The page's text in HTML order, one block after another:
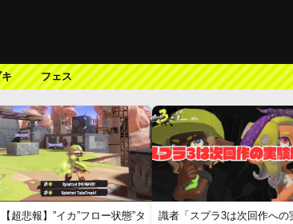
フェス
【超悲報】”イカ”フロー状態”タ
識者「スプラ3は次回作への